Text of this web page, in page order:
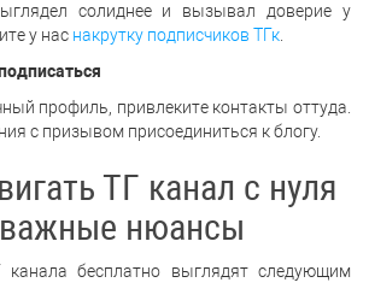
солиднее и вызывал доверие у
у нас накрутку подписчиков ТГк
профиль, привлеките контакты оттуда.
с призывом присоединиться к блогу.
ТГ канал с нуля
нюансы
бесплатно выглядят следующим